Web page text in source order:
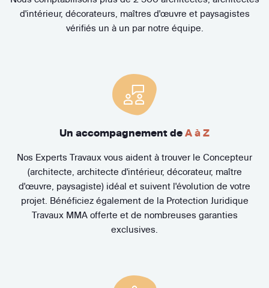
d'intérieur, décorateurs, maîtres d'œuvre et paysagistes
vérifiés un à un par notre équipe.
Un accompagnement de A à Z
Nos Experts Travaux vous aident à trouver le Concepteur
(architecte, architecte d'intérieur, décorateur, maître
d'œuvre, paysagiste) idéal et suivent l'évolution de votre
projet. Bénéficiez également de la Protection Juridique
Travaux MMA offerte et de nombreuses garanties
exclusives.